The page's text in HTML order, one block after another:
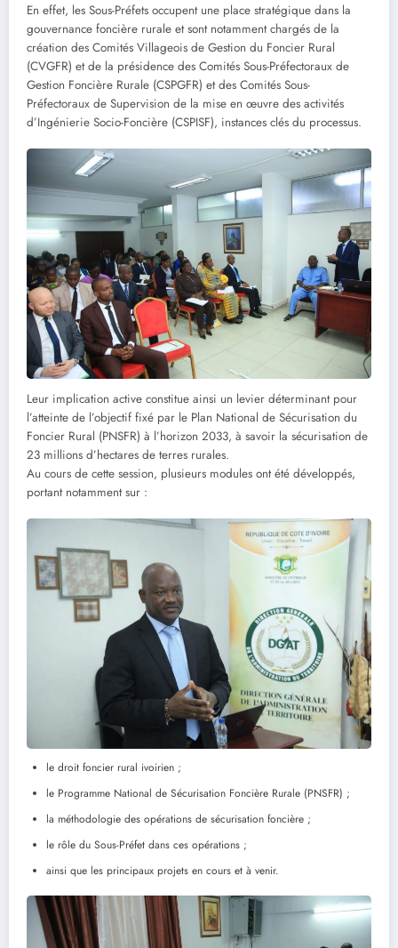
En effet, les Sous-Préfets occupent une place stratégique dans la
gouvernance foncière rurale et sont notamment chargés de la
création des Comités Villageois de Gestion du Foncier Rural
(CVGFR) et de la présidence des Comités Sous-Préfectoraux de
Gestion Foncière Rurale (CSPGFR) et des Comités Sous-
Préfectoraux de Supervision de la mise en œuvre des activités
d’Ingénierie Socio-Foncière (CSPISF), instances clés du processus.
Leur implication active constitue ainsi un levier déterminant pour
l’atteinte de l’objectif fixé par le Plan National de Sécurisation du
Foncier Rural (PNSFR) à l’horizon 2033, à savoir la sécurisation de
23 millions d’hectares de terres rurales.
Au cours de cette session, plusieurs modules ont été développés,
portant notamment sur :
le droit foncier rural ivoirien ;
le Programme National de Sécurisation Foncière Rurale (PNSFR) ;
la méthodologie des opérations de sécurisation foncière ;
le rôle du Sous-Préfet dans ces opérations ;
ainsi que les principaux projets en cours et à venir.